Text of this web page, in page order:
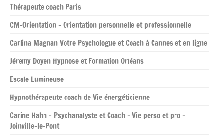
Thérapeute coach Paris
CM-Orientation – Orientation personnelle et professionnelle
Carlina Magnan Votre Psychologue et Coach à Cannes et en ligne
Jéremy Doyen Hypnose et Formation Orléans
Escale Lumineuse
Hypnothérapeute coach de Vie énergéticienne
Carine Hahn – Psychanalyste et Coach – Vie perso et pro –
Joinville-le-Pont